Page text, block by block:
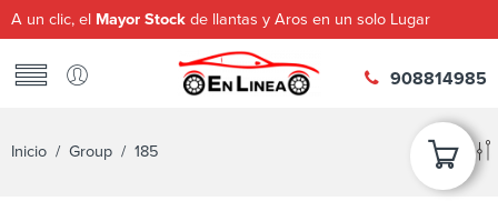
A un clic, el Mayor Stock de llantas y Aros en un solo Lugar
908814985
Inicio / Group / 185